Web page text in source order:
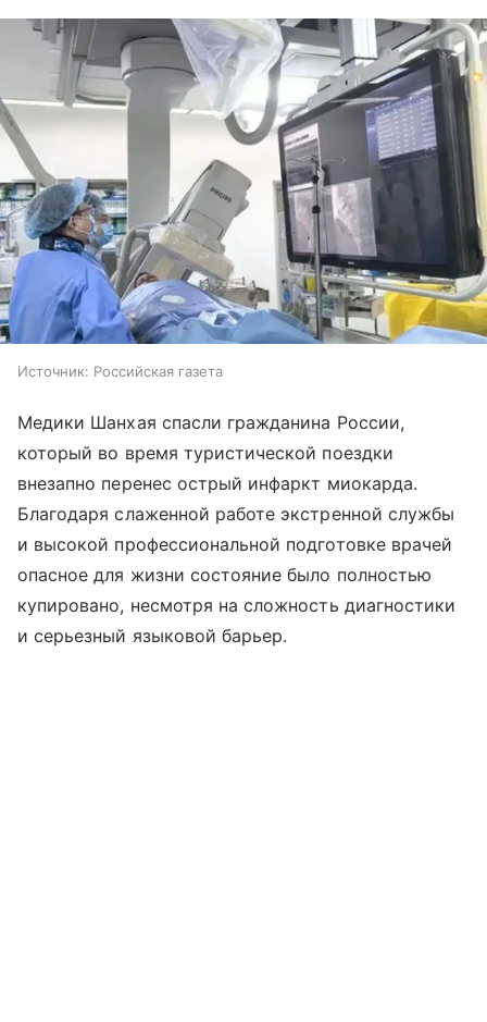
Источник: Российская газета
Медики Шанхая спасли гражданина России,
который во время туристической поездки
внезапно перенес острый инфаркт миокарда.
Благодаря слаженной работе экстренной службы
и высокой профессиональной подготовке врачей
опасное для жизни состояние было полностью
купировано, несмотря на сложность диагностики
и серьезный языковой барьер.